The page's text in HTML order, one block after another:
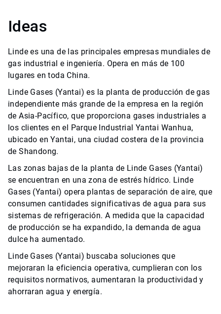
Ideas
Linde es una de las principales empresas mundiales de
gas industrial e ingeniería. Opera en más de 100
lugares en toda China.
Linde Gases (Yantai) es la planta de producción de gas
independiente más grande de la empresa en la región
de Asia-Pacífico, que proporciona gases industriales a
los clientes en el Parque Industrial Yantai Wanhua,
ubicado en Yantai, una ciudad costera de la provincia
de Shandong.
Las zonas bajas de la planta de Linde Gases (Yantai)
se encuentran en una zona de estrés hídrico. Linde
Gases (Yantai) opera plantas de separación de aire, que
consumen cantidades significativas de agua para sus
sistemas de refrigeración. A medida que la capacidad
de producción se ha expandido, la demanda de agua
dulce ha aumentado.
Linde Gases (Yantai) buscaba soluciones que
mejoraran la eficiencia operativa, cumplieran con los
requisitos normativos, aumentaran la productividad y
ahorraran agua y energía.